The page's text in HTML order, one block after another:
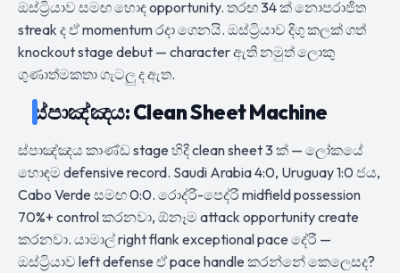
ඔස්ට්‍රියාව සමඟ හොඳ opportunity. තරඟ 34 ක් නොපරාජිත
streak ද ඒ momentum රදා ගෙනයි. ඔස්ට්‍රියාව දිගු කලක් ගත්
knockout stage debut — character ඇති නමුත් ලොකු
ගුණාත්මකතා ගැටලු ද ඇත.
ස්පාඤ්ඤය: Clean Sheet Machine
ස්පාඤ්ඤය කාණ්ඩ stage හිදී clean sheet 3 ක් — ලෝකයේ
හොඳම defensive record. Saudi Arabia 4:0, Uruguay 1:0 ජය,
Cabo Verde සමඟ 0:0. රොද්රී-පෙද්රී midfield possession
70%+ control කරනවා, ඕනෑම attack opportunity create
කරනවා. යාමාල් right flank exceptional pace දේරී —
ඔස්ට්‍රියාව left defense ඒ pace handle කරන්නේ කෙලෙසද?